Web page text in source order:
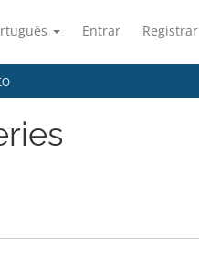
Entrar Registrar